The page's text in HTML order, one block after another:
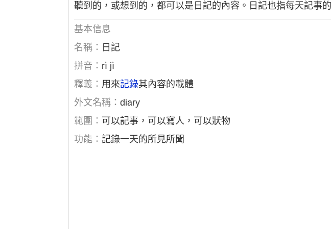
聽到的，或想到的，都可以是日記的內容。日記也指每天記事
基本信息
名稱： 日記
拼音： rì jì
釋義： 用來記錄其內容的載體
外文名稱：diary
範圍： 可以記事，可以寫人，可以狀物
功能：記錄一天的所見所聞